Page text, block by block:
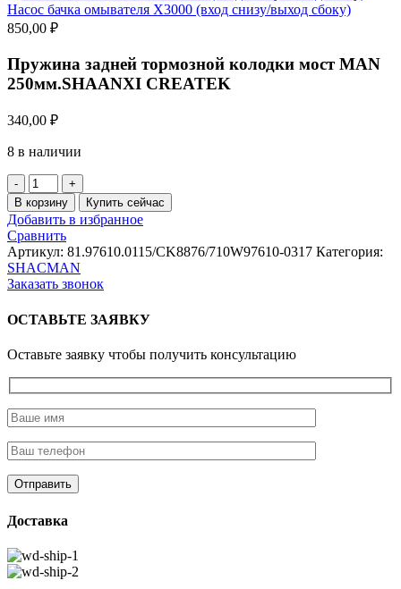
Насос бачка омывателя X3000 (вход снизу/выход сбоку)
850,00 ₽
Пружина задней тормозной колодки мост MAN
250мм.SHAANXI CREATEK
340,00 ₽
8 в наличии
Количество
товара
Пружина
задней
тормозной
колодки
мост
MAN
CREATEK
В корзину Купить сейчас
Добавить в избранное
Сравнить
Артикул: 81.97610.0115/CK8876/710W97610-0317 Категория:
SHACMAN
Заказать звонок
ОСТАВЬТЕ ЗАЯВКУ
Оставьте заявку чтобы получить консультацию
Доставка